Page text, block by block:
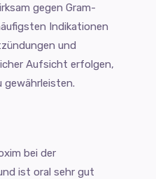
gegen Gram-
Indikationen
und
Aufsicht erfolgen,
gewährleisten.
bei der
ist oral sehr gut